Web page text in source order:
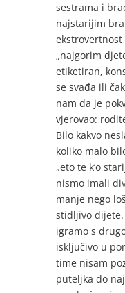
sestrama i
najstarijim
„najgorim
etiketiran,
se svađa ili
nam da je
vjerovao:
Bilo kakvo
koliko malo
„eto te k’o
nismo imali
manje nego
stidljivo
igramo s
isključivo u
time nisam
puteljka do